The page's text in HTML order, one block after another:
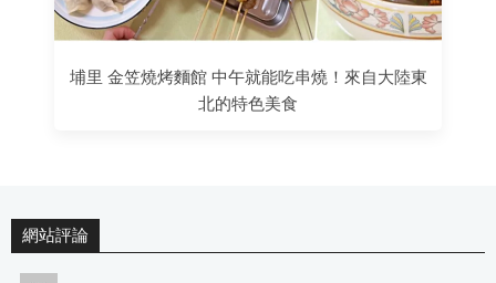
埔里 金笠燒烤麵館 中午就能吃串燒！來自大陸東
北的特色美食
網站評論